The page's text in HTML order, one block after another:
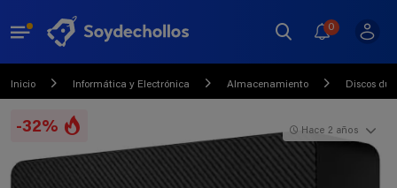
0
Inicio Informática y Electrónica Almacenamiento Discos
-32% Hace 2 años